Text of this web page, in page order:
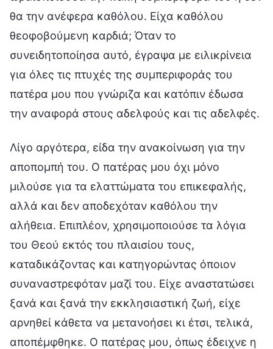
θα την ανέφερα καθόλου. Είχα καθόλου
θεοφοβούμενη καρδιά; Όταν το
συνειδητοποίησα αυτό, έγραψα με ειλικρίνεια
για όλες τις πτυχές της συμπεριφοράς του
πατέρα μου που γνώριζα και κατόπιν έδωσα
την αναφορά στους αδελφούς και τις αδελφές.
Λίγο αργότερα, είδα την ανακοίνωση για την
αποπομπή του. Ο πατέρας μου όχι μόνο
μιλούσε για τα ελαττώματα του επικεφαλής,
αλλά και δεν αποδεχόταν καθόλου την
αλήθεια. Επιπλέον, χρησιμοποιούσε τα λόγια
του Θεού εκτός του πλαισίου τους,
καταδικάζοντας και κατηγορώντας όποιον
συναναστρεφόταν μαζί του. Είχε αναστατώσει
ξανά και ξανά την εκκλησιαστική ζωή, είχε
αρνηθεί κάθετα να μετανοήσει κι έτσι, τελικά,
αποπέμφθηκε. Ο πατέρας μου, όπως έδειχνε η